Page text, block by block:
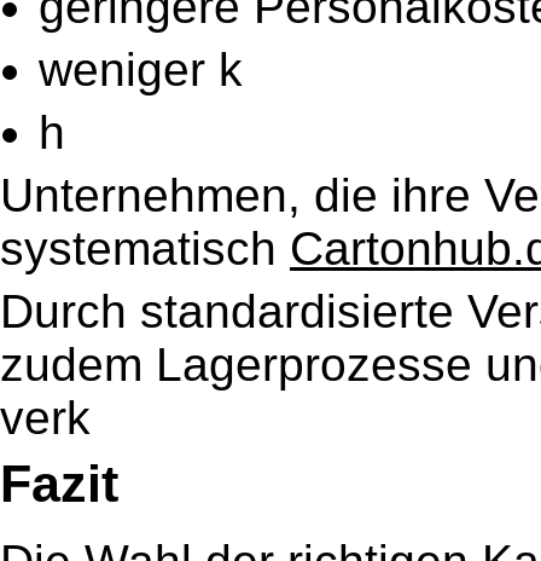
weniger k
h
Unternehmen, die ihre
systematisch
Durch standardisierte
zudem Lagerprozesse
verk
Fazit